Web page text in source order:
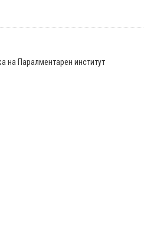
на Паралментарен институт